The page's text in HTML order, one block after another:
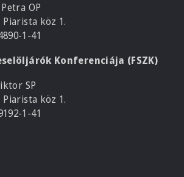
OP
Piarista köz 1.
1-41
Konferenciája (FSZK)
SP
Piarista köz 1.
1-41